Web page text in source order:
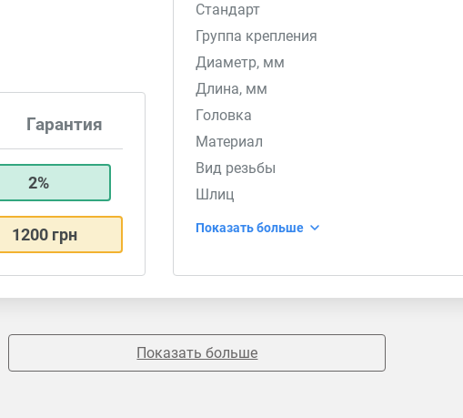
Гарантия
2%
1200 грн
Стандарт
Группа крепления
Диаметр, мм
Длина, мм
Головка
Материал
Вид резьбы
Шлиц
Показать больше
Показать больше